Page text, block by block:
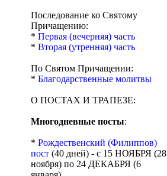
Последование ко Святому
Причащению:
* Первая (вечерняя) часть
* Вторая (утренняя) часть
По Святом Причащении:
* Благодарственные молитвы
О ПОСТАХ И ТРАПЕЗЕ:
Многодневные посты:
* Рождественский (Филиппов)
пост (40 дней) - с 15 НОЯБРЯ (28
ноября) по 24 ДЕКАБРЯ (6